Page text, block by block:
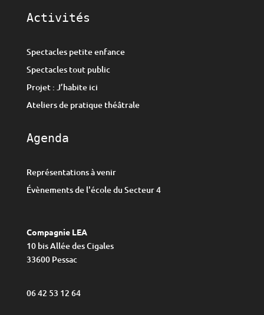
Activités
Spectacles petite enfance
Spectacles tout public
Projet : J’habite ici
Ateliers de pratique théâtrale
Agenda
Représentations à venir
Évènements de l'école du Secteur 4
Compagnie LEA
10 bis Allée des Cigales
33600 Pessac
06 42 53 12 64